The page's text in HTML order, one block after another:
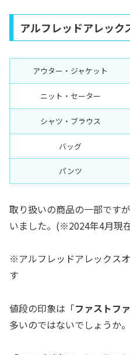
アルフレッドアレック
アウター・ジャケット
ニット・セーター
シャツ・ブラウス
バッグ
パンツ
取り扱いの商品の一部です
いました。(※2024年4月現
※アルフレッドアレックス
す
値段の印象は「ファストフ
多いのではないでしょうか。